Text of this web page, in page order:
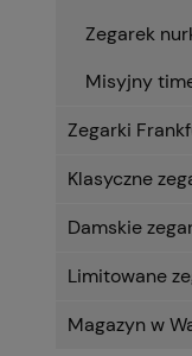
Zegarek
Misyjny
Zegarki
Klasyczne
Damskie
Limitowane
Magazyn w